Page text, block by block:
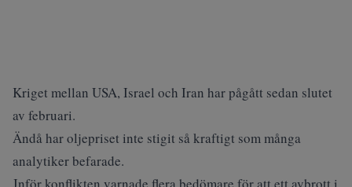
Kriget mellan USA, Israel och Iran har pågått sedan slutet
av februari.
Ändå har oljepriset inte stigit så kraftigt som många
analytiker befarade.